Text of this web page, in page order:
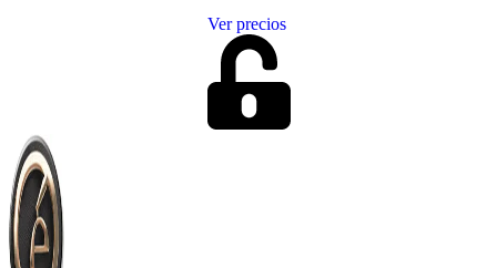
Ver precios